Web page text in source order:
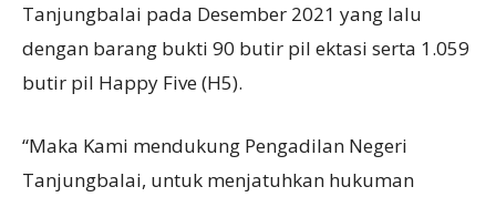
Tanjungbalai pada Desember 2021 yang lalu
dengan barang bukti 90 butir pil ektasi serta 1.059
butir pil Happy Five (H5).
“Maka Kami mendukung Pengadilan Negeri
Tanjungbalai, untuk menjatuhkan hukuman